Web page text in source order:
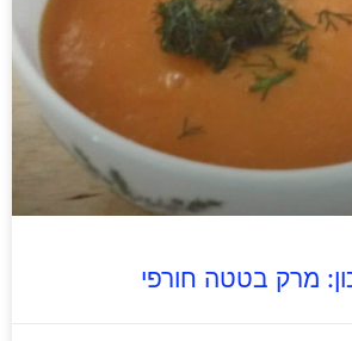
מרק בטטה חורפי